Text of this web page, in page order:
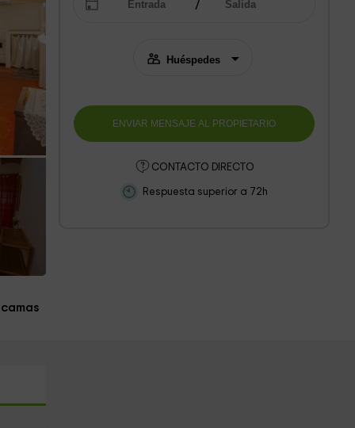
CONTACTO DIRECTO
Respuesta superior a 72h